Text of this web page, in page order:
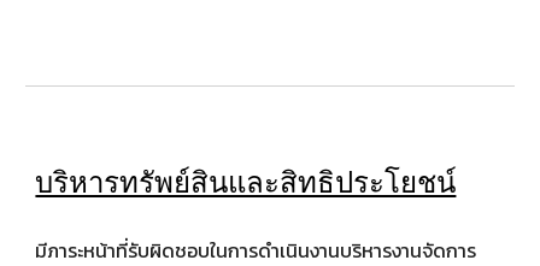
บริหารทรัพย์สินและสิทธิประโยชน์
มีภาระหน้าที่รับผิดชอบในการดำเนินงานบริหารงานจัดการ